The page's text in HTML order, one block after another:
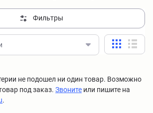
Фильтры
не подошел ни один товар. Возможно
под заказ. Звоните или пишите на
.